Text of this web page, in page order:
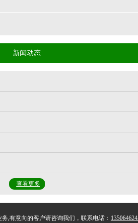
新闻动态
查看更多
务,有意向的客户请咨询我们，联系电话：